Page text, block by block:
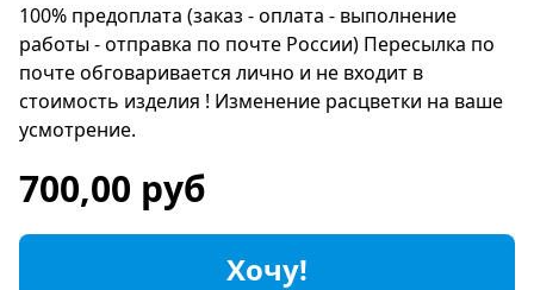
100% предоплата (заказ - оплата - выполнение
работы - отправка по почте России) Пересылка по
почте обговаривается лично и не входит в
стоимость изделия ! Изменение расцветки на ваше
усмотрение.
700,00 руб
Хочу!